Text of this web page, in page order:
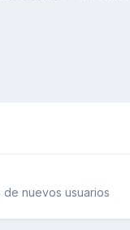
nuevos usuarios